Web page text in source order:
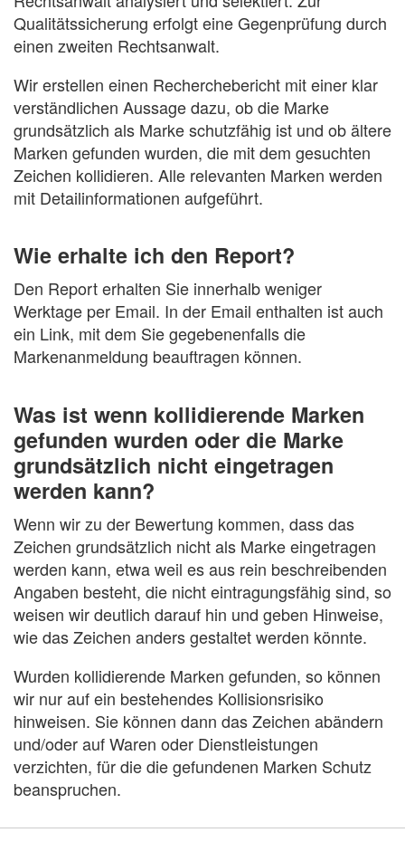
Qualitätssicherung erfolgt eine Gegenprüfung durch
einen zweiten Rechtsanwalt.
Wir erstellen einen Recherchebericht mit einer klar
verständlichen Aussage dazu, ob die Marke
grundsätzlich als Marke schutzfähig ist und ob ältere
Marken gefunden wurden, die mit dem gesuchten
Zeichen kollidieren. Alle relevanten Marken werden
mit Detailinformationen aufgeführt.
Wie erhalte ich den Report?
Den Report erhalten Sie innerhalb weniger
Werktage per Email. In der Email enthalten ist auch
ein Link, mit dem Sie gegebenenfalls die
Markenanmeldung beauftragen können.
Was ist wenn kollidierende Marken
gefunden wurden oder die Marke
grundsätzlich nicht eingetragen
werden kann?
Wenn wir zu der Bewertung kommen, dass das
Zeichen grundsätzlich nicht als Marke eingetragen
werden kann, etwa weil es aus rein beschreibenden
Angaben besteht, die nicht eintragungsfähig sind, so
weisen wir deutlich darauf hin und geben Hinweise,
wie das Zeichen anders gestaltet werden könnte.
Wurden kollidierende Marken gefunden, so können
wir nur auf ein bestehendes Kollisionsrisiko
hinweisen. Sie können dann das Zeichen abändern
und/oder auf Waren oder Dienstleistungen
verzichten, für die die gefundenen Marken Schutz
beanspruchen.